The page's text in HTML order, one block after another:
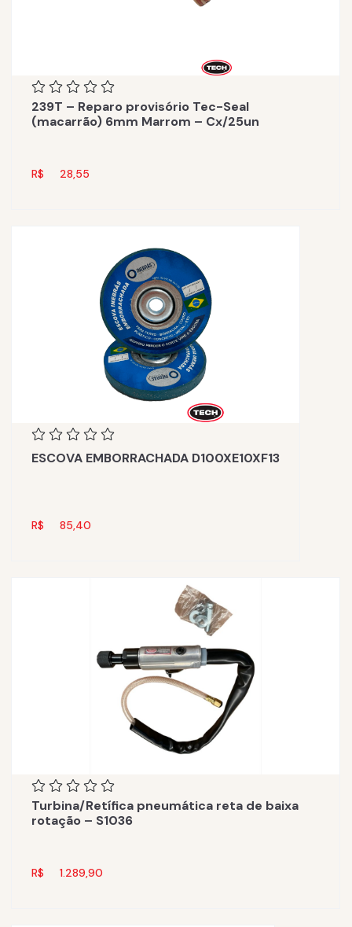
239T – Reparo provisório Tec-Seal
(macarrão) 6mm Marrom – Cx/25un
R$ 28,55
ESCOVA EMBORRACHADA D100XE10XF13
R$ 85,40
Turbina/Retífica pneumática reta de baixa
rotação – S1036
R$ 1.289,90